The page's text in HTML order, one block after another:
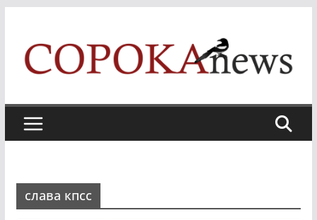
content
слава кпсс